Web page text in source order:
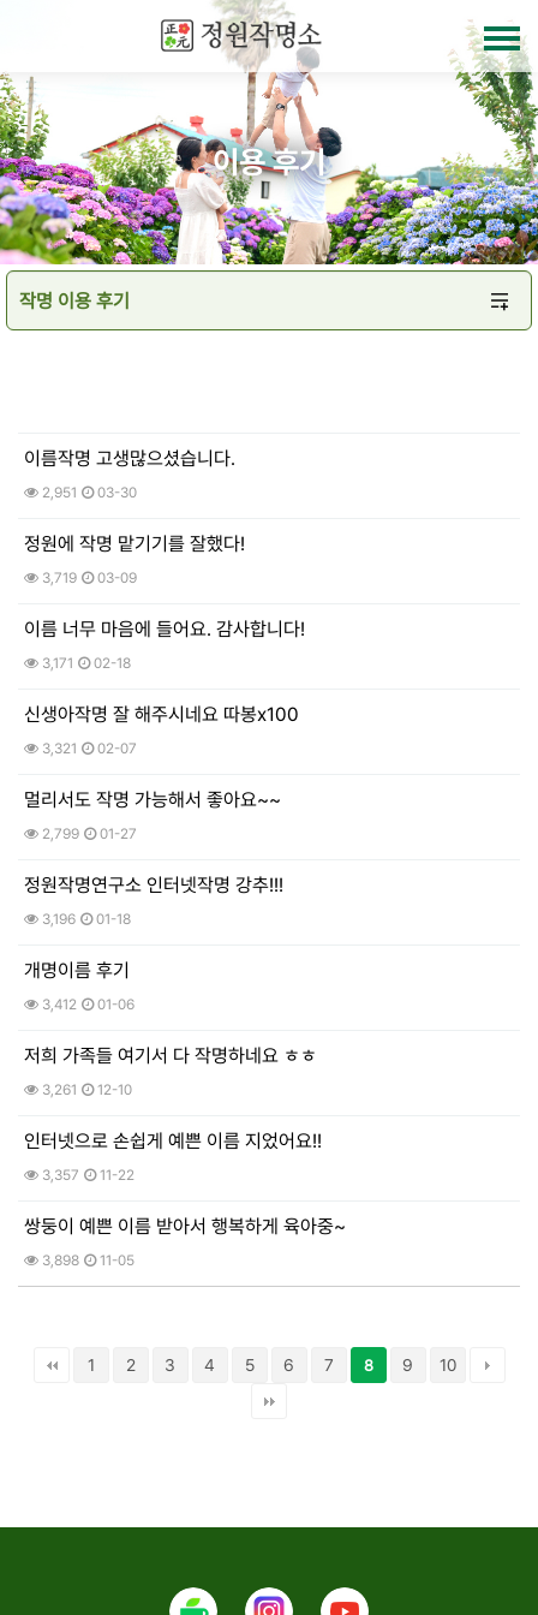
이용 후기
이름작명 고생많으셨습니다.
2,951 03-30
정원에 작명 맡기기를 잘했다!
3,719 03-09
이름 너무 마음에 들어요. 감사합니다!
3,171 02-18
신생아작명 잘 해주시네요 따봉x100
3,321 02-07
멀리서도 작명 가능해서 좋아요~~
2,799 01-27
정원작명연구소 인터넷작명 강추!!!
3,196 01-18
개명이름 후기
3,412 01-06
저희 가족들 여기서 다 작명하네요 ㅎㅎ
3,261 12-10
인터넷으로 손쉽게 예쁜 이름 지었어요!!
3,357 11-22
쌍둥이 예쁜 이름 받아서 행복하게 육아중~
3,898 11-05
1 2 3 4 5 6 7 8 9 10